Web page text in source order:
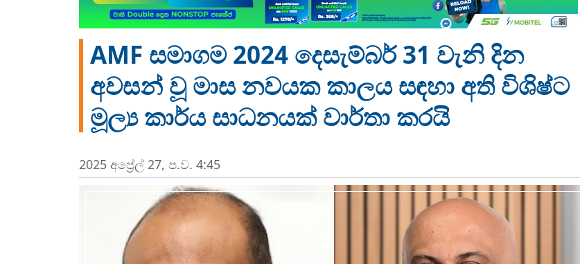
AMF සමාගම 2024 දෙසැම්බර් 31 වැනි දින
අවසන් වූ මාස නවයක කාලය සඳහා අති විශිෂ්ට
මූල්‍ය කාර්ය සාධනයක් වාර්තා කරයි
2025 අප්‍රේල් 27, ප.ව. 4:45